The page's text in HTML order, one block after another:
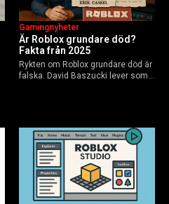
Är Roblox grundare död?
Fakta från 2025
Gamingnyheter
Rykten om Roblox grundare död är
falska. David Baszucki lever som